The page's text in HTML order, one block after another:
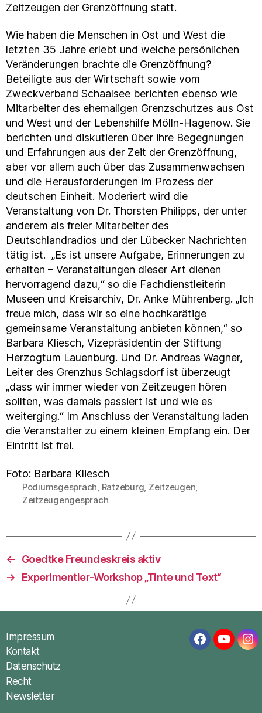
Zeitzeugen der Grenzöffnung statt.
Wie haben die Menschen in Ost und West die
letzten 35 Jahre erlebt und welche persönlichen
Veränderungen brachte die Grenzöffnung?
Beteiligte aus der Wirtschaft sowie vom
Zweckverband Schaalsee berichten ebenso wie
Mitarbeiter des ehemaligen Grenzschutzes aus Ost
und West und der Lebenshilfe Mölln-Hagenow. Sie
berichten und diskutieren über ihre Begegnungen
und Erfahrungen aus der Zeit der Grenzöffnung,
aber vor allem auch über das Zusammenwachsen
und die Herausforderungen im Prozess der
deutschen Einheit. Moderiert wird die
Veranstaltung von Dr. Thorsten Philipps, der unter
anderem als freier Mitarbeiter des
Deutschlandradios und der Lübecker Nachrichten
tätig ist. „Es ist unsere Aufgabe, Erinnerungen zu
erhalten – Veranstaltungen dieser Art dienen
hervorragend dazu,“ so die Fachdienstleiterin
Museen und Kreisarchiv, Dr. Anke Mührenberg. „Ich
freue mich, dass wir so eine hochkarätige
gemeinsame Veranstaltung anbieten können,“ so
Barbara Kliesch, Vizepräsidentin der Stiftung
Herzogtum Lauenburg. Und Dr. Andreas Wagner,
Leiter des Grenzhus Schlagsdorf ist überzeugt
„dass wir immer wieder von Zeitzeugen hören
sollten, was damals passiert ist und wie es
weiterging.“ Im Anschluss der Veranstaltung laden
die Veranstalter zu einem kleinen Empfang ein. Der
Eintritt ist frei.
Foto: Barbara Kliesch
Schlagwörter
Podiumsgespräch Ratzeburg Zeitzeugen
Zeitzeugengespräch
←
Goedtke Freundeskreis aktiv
→
Experimentier-Workshop „Tinte und Text“
Impressum
Kontakt
Datenschutz
Recht
Newsletter
Facebook